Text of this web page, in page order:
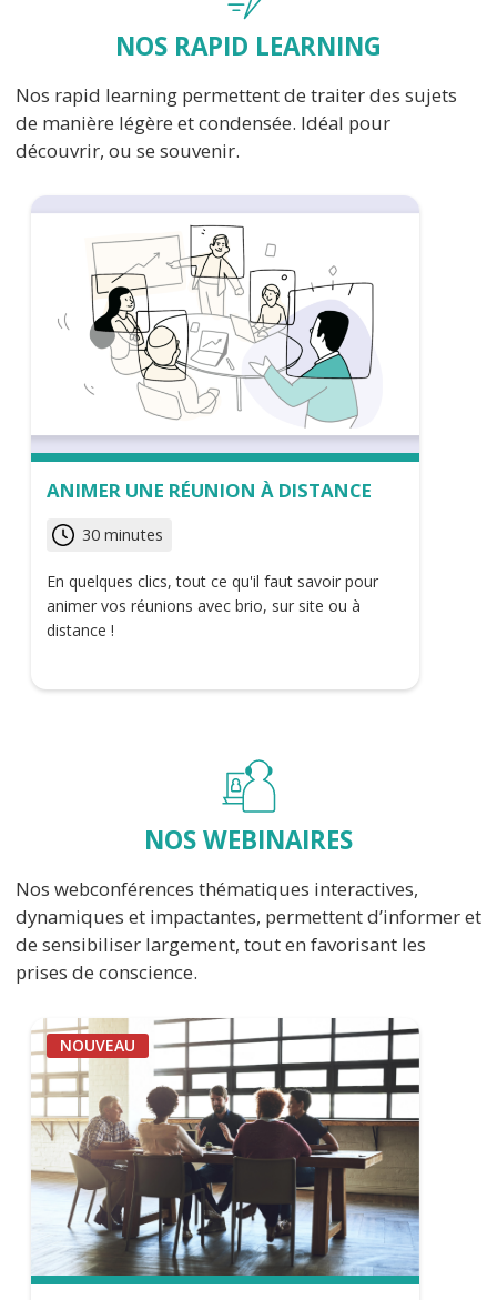
NOS RAPID LEARNING
Nos rapid learning permettent de traiter des sujets
de manière légère et condensée. Idéal pour
découvrir, ou se souvenir.
ANIMER UNE RÉUNION À DISTANCE
30 minutes
En quelques clics, tout ce qu'il faut savoir pour
animer vos réunions avec brio, sur site ou à
distance !
NOS WEBINAIRES
Nos webconférences thématiques interactives,
dynamiques et impactantes, permettent d’informer et
de sensibiliser largement, tout en favorisant les
prises de conscience.
NOUVEAU